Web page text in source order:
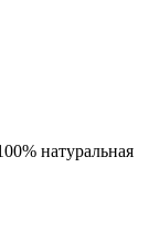
натуральная